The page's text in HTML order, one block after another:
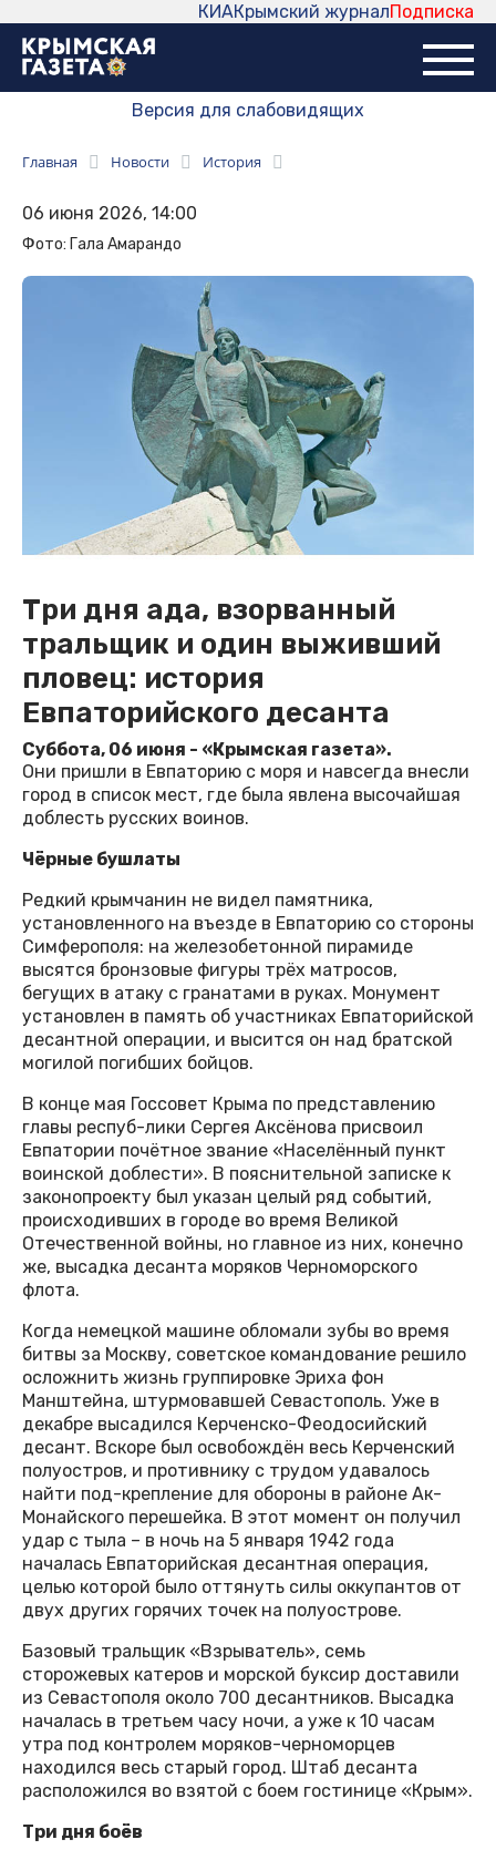
Подписка
Крымский журнал
КИА
Версия для слабовидящих
Главная Новости История
06 июня 2026, 14:00
Фото: Гала Амарандо
Три дня ада, взорванный
тральщик и один выживший
пловец: история
Евпаторийского десанта
Суббота, 06 июня - «Крымская газета».
Они пришли в Евпаторию с моря и навсегда внесли
город в список мест, где была явлена высочайшая
доблесть русских воинов.
Чёрные бушлаты
Редкий крымчанин не видел памятника,
установленного на въезде в Евпаторию со стороны
Симферополя: на железобетонной пирамиде
высятся бронзовые фигуры трёх матросов,
бегущих в атаку с гранатами в руках. Монумент
установлен в память об участниках Евпаторийской
десантной операции, и высится он над братской
могилой погибших бойцов.
В конце мая Госсовет Крыма по представлению
главы респуб-лики Сергея Аксёнова присвоил
Евпатории почётное звание «Населённый пункт
воинской доблести». В пояснительной записке к
законопроекту был указан целый ряд событий,
происходивших в городе во время Великой
Отечественной войны, но главное из них, конечно
же, высадка десанта моряков Черноморского
флота.
Когда немецкой машине обломали зубы во время
битвы за Москву, советское командование решило
осложнить жизнь группировке Эриха фон
Манштейна, штурмовавшей Севастополь. Уже в
декабре высадился Керченско-Феодосийский
десант. Вскоре был освобождён весь Керченский
полуостров, и противнику с трудом удавалось
найти под-крепление для обороны в районе Ак-
Монайского перешейка. В этот момент он получил
удар с тыла – в ночь на 5 января 1942 года
началась Евпаторийская десантная операция,
целью которой было оттянуть силы оккупантов от
двух других горячих точек на полуострове.
Базовый тральщик «Взрыватель», семь
сторожевых катеров и морской буксир доставили
из Севастополя около 700 десантников. Высадка
началась в третьем часу ночи, а уже к 10 часам
утра под контролем моряков-черноморцев
находился весь старый город. Штаб десанта
расположился во взятой с боем гостинице «Крым».
Три дня боёв